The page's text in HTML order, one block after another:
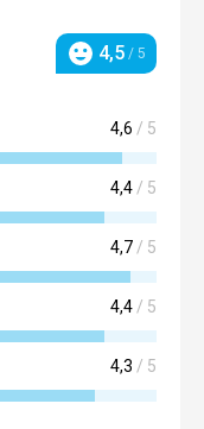
Hodnotenie
4,5 / 5
4,6 / 5
4,4 / 5
4,7 / 5
4,4 / 5
4,3 / 5